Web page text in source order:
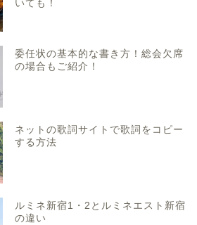
いても！
委任状の基本的な書き方！総会欠席
の場合もご紹介！
ネットの歌詞サイトで歌詞をコピー
する方法
ルミネ新宿1・2とルミネエスト新宿
の違い